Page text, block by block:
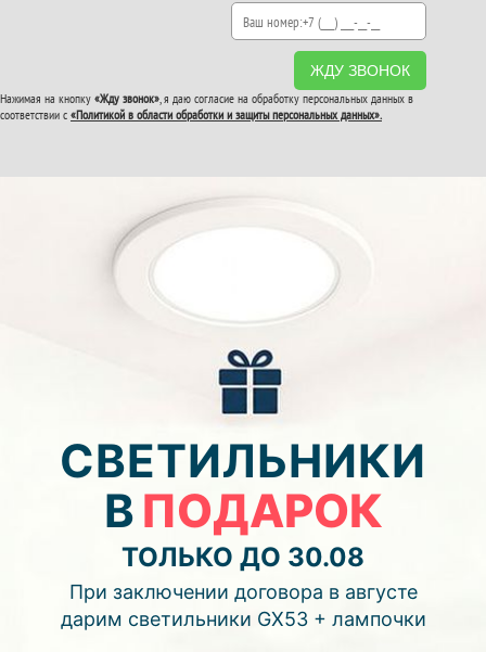
ВТОРОЙ И ТРЕТИЙ
ПОТОЛОК
В ПОДАРОК!
До конца акции:
04 15 56
дней часов мин.
Подробнее об акции >>
Монтаж двухуровнего потолка
с фотопечатью и подсветкой (смотреть видео)
СВЕТИЛЬНИКИ
ВПОДАРОК
ТОЛЬКО ДО 30.08
При заключении договора в августе
дарим светильники GX53 + лампочки
ЖДУ ЗВОНОК
Нажимая на кнопку «Жду звонок», я даю согласие на обработку персональных данных в
соответствии с «Политикой в области обработки и защиты персональных данных».